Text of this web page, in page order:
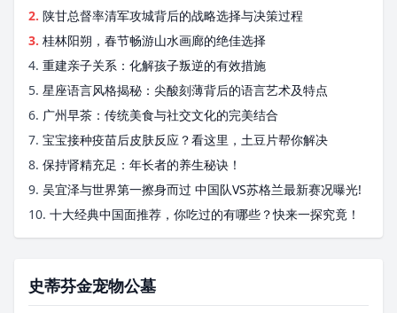
2. 陕甘总督率清军攻城背后的战略选择与决策过程
3. 桂林阳朔，春节畅游山水画廊的绝佳选择
4. 重建亲子关系：化解孩子叛逆的有效措施
5. 星座语言风格揭秘：尖酸刻薄背后的语言艺术及特点
6. 广州早茶：传统美食与社交文化的完美结合
7. 宝宝接种疫苗后皮肤反应？看这里，土豆片帮你解决
8. 保持肾精充足：年长者的养生秘诀！
9. 吴宜泽与世界第一擦身而过 中国队VS苏格兰最新赛况曝光!
10. 十大经典中国面推荐，你吃过的有哪些？快来一探究竟！
史蒂芬金宠物公墓